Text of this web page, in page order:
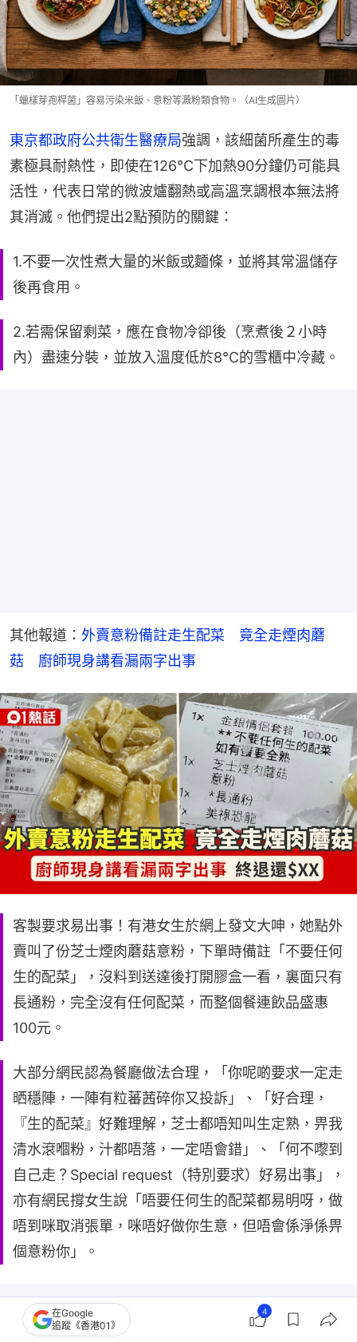
「蠟樣芽孢桿菌」容易污染米飯、意粉等澱粉類食物。（AI生成圖片）
東京都政府公共衛生醫療局強調，該細菌所產生的毒
素極具耐熱性，即使在126°C下加熱90分鐘仍可能具
活性，代表日常的微波爐翻熱或高溫烹調根本無法將
其消滅。他們提出2點預防的關鍵：
1.不要一次性煮大量的米飯或麵條，並將其常溫儲存
後再食用。
2.若需保留剩菜，應在食物冷卻後（烹煮後２小時
內）盡速分裝，並放入溫度低於8°C的雪櫃中冷藏。
其他報道： 外賣意粉備註走生配菜　竟全走煙肉蘑
菇　廚師現身講看漏兩字出事
客製要求易出事！有港女生於網上發文大呻，她點外
賣叫了份芝士煙肉蘑菇意粉，下單時備註「不要任何
生的配菜」，沒料到送達後打開膠盒一看，裏面只有
長通粉，完全沒有任何配菜，而整個餐連飲品盛惠
100元。
大部分網民認為餐廳做法合理，「你呢啲要求一定走
晒穩陣，一陣有粒蕃茜碎你又投訴」、「好合理，
『生的配菜』好難理解，芝士都唔知叫生定熟，畀我
清水滾嗰粉，汁都唔落，一定唔會錯」、「何不嚟到
自己走？Special request（特別要求）好易出事」，
亦有網民撐女生說「唔要任何生的配菜都易明呀，做
唔到咪取消張單，咪唔好做你生意，但唔會係淨係畀
個意粉你」。
在Google
追蹤《香港01》
4